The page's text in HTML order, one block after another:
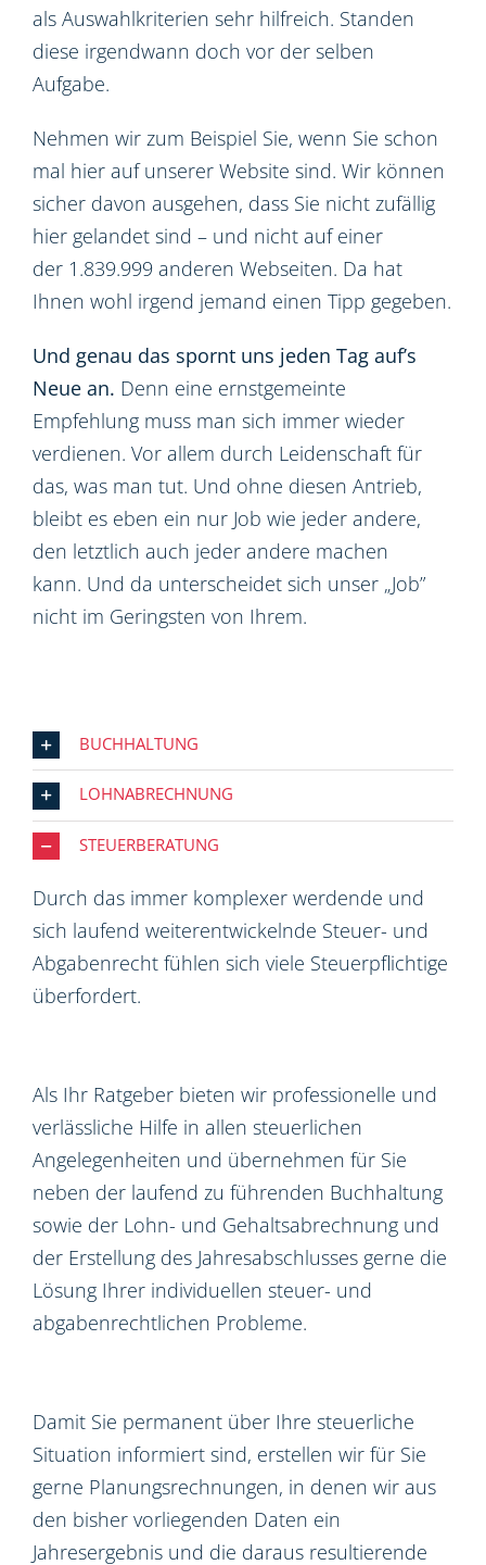
als Auswahlkriterien sehr hilfreich. Standen
diese irgendwann doch vor der selben
Aufgabe.
Nehmen wir zum Beispiel Sie, wenn Sie schon
mal hier auf unserer Website sind. Wir können
sicher davon ausgehen, dass Sie nicht zufällig
hier gelandet sind – und nicht auf einer
der 1.839.999 anderen Webseiten. Da hat
Ihnen wohl irgend jemand einen Tipp gegeben.
Und genau das spornt uns jeden Tag auf’s
Neue an. Denn eine ernstgemeinte
Empfehlung muss man sich immer wieder
verdienen. Vor allem durch Leidenschaft für
das, was man tut. Und ohne diesen Antrieb,
bleibt es eben ein nur Job wie jeder andere,
den letztlich auch jeder andere machen
kann. Und da unterscheidet sich unser „Job”
nicht im Geringsten von Ihrem.
BUCHHALTUNG
LOHNABRECHNUNG
STEUERBERATUNG
Durch das immer komplexer werdende und
sich laufend weiterentwickelnde Steuer- und
Abgabenrecht fühlen sich viele Steuerpflichtige
überfordert.
Als Ihr Ratgeber bieten wir professionelle und
verlässliche Hilfe in allen steuerlichen
Angelegenheiten und übernehmen für Sie
neben der laufend zu führenden Buchhaltung
sowie der Lohn- und Gehaltsabrechnung und
der Erstellung des Jahresabschlusses gerne die
Lösung Ihrer individuellen steuer- und
abgabenrechtlichen Probleme.
Damit Sie permanent über Ihre steuerliche
Situation informiert sind, erstellen wir für Sie
gerne Planungsrechnungen, in denen wir aus
den bisher vorliegenden Daten ein
Jahresergebnis und die daraus resultierende